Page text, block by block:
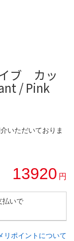
ブ カッ
/ Pink
いただいておりま
13920 円
払いで
リポイントについて